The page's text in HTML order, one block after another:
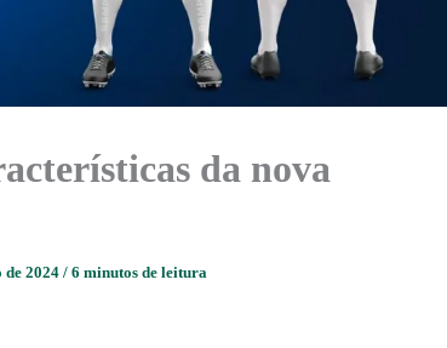
da nova
de 2024 / 6 minutos de leitura